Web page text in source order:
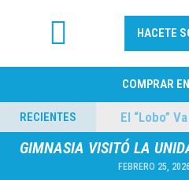
HACETE
COMPRAR
RECIENTES
04/08/2026 El “Lobo” Va
GIMNASIA VISITÓ LA
FEBRERO 25, 2026